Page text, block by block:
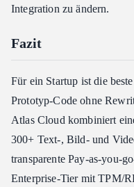
Integration zu ändern.
Fazit
Für ein Startup ist die
Prototyp-Code ohne
Atlas Cloud kombiniert
300+ Text-, Bild- und
transparente Pay-as-you-
Enterprise-Tier mit TPM/